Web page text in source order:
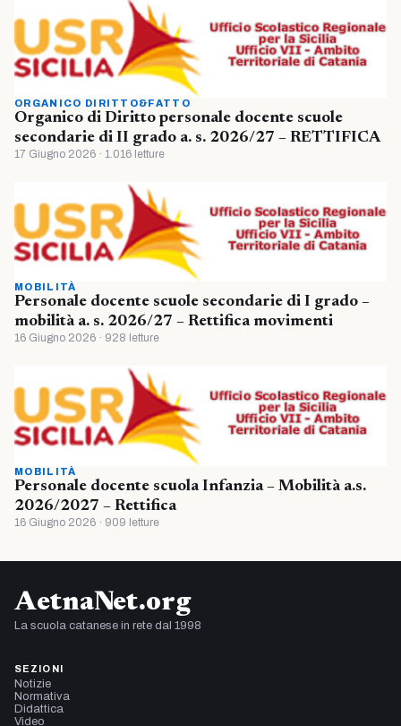
ORGANICO DIRITTO&FATTO
Organico di Diritto personale docente scuole
secondarie di II grado a. s. 2026/27 – RETTIFICA
17 Giugno 2026 · 1.016 letture
MOBILITÀ
Personale docente scuole secondarie di I grado –
mobilità a. s. 2026/27 – Rettifica movimenti
16 Giugno 2026 · 928 letture
MOBILITÀ
Personale docente scuola Infanzia – Mobilità a.s.
2026/2027 – Rettifica
16 Giugno 2026 · 909 letture
AetnaNet.org
La scuola catanese in rete dal 1998
SEZIONI
Notizie
Normativa
Didattica
Video